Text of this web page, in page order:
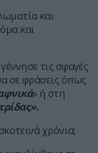
και
και
τις σφαγές
σε φράσεις όπως
» ή στη
χρόνια;